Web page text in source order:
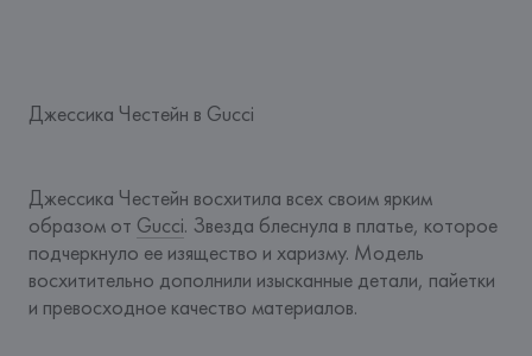
Джессика Честейн в Gucci
Джессика Честейн восхитила всех своим ярким
образом от Gucci. Звезда блеснула в платье, которое
подчеркнуло ее изящество и харизму. Модель
восхитительно дополнили изысканные детали, пайетки
и превосходное качество материалов.